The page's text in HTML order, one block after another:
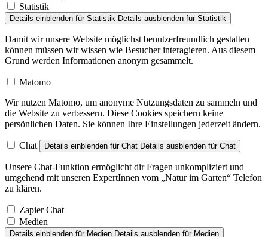
Statistik
Details einblenden für Statistik Details ausblenden für Statistik
Damit wir unsere Website möglichst benutzerfreundlich gestalten
können müssen wir wissen wie Besucher interagieren. Aus diesem
Grund werden Informationen anonym gesammelt.
Matomo
Wir nutzen Matomo, um anonyme Nutzungsdaten zu sammeln und
die Website zu verbessern. Diese Cookies speichern keine
persönlichen Daten. Sie können Ihre Einstellungen jederzeit ändern.
Chat Details einblenden für Chat Details ausblenden für Chat
Unsere Chat-Funktion ermöglicht dir Fragen unkompliziert und
umgehend mit unseren ExpertInnen vom „Natur im Garten“ Telefon
zu klären.
Zapier Chat
Medien
Details einblenden für Medien Details ausblenden für Medien